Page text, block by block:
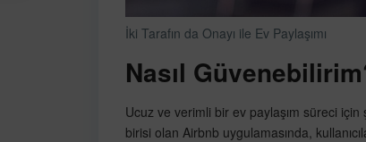
İki Tarafın da Onayı ile Ev Paylaşımı
Nasıl
Ucuz ve verimli bir ev paylaşım süreci
birisi olan Airbnb uygulamasında,